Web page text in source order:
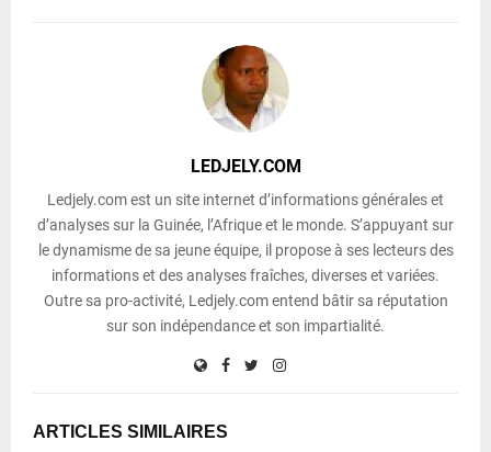
LEDJELY.COM
Ledjely.com est un site internet d’informations générales et
d’analyses sur la Guinée, l’Afrique et le monde. S’appuyant sur
le dynamisme de sa jeune équipe, il propose à ses lecteurs des
informations et des analyses fraîches, diverses et variées.
Outre sa pro-activité, Ledjely.com entend bâtir sa réputation
sur son indépendance et son impartialité.
ARTICLES SIMILAIRES